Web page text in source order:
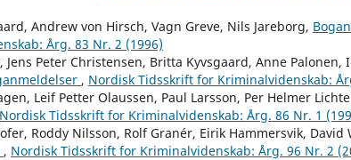
Andrew von Hirsch, Vagn Greve, Nils Jareborg,
Årg. 83 Nr. 2 (1996)
Peter Christensen, Britta Kyvsgaard, Anne Palonen,
, Nordisk Tidsskrift for Kriminalvidenskab:
Leif Petter Olaussen, Paul Larsson, Per Helmer
Nordisk Tidsskrift for Kriminalvidenskab: Årg. 86 Nr. 1
Roddy Nilsson, Rolf Granér, Eirik Hammersvik, David
, Nordisk Tidsskrift for Kriminalvidenskab: Årg. 96 Nr. 2